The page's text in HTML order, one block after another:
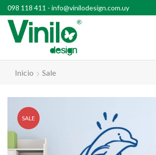
098 118 411 - info@vinilodesign.com.uy
con compras superiores a $2500
Inicio Sale
SALE